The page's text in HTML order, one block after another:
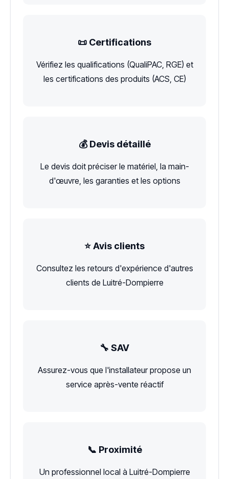
📜 Certifications
Vérifiez les qualifications (QualiPAC, RGE) et
les certifications des produits (ACS, CE)
💰 Devis détaillé
Le devis doit préciser le matériel, la main-
d'œuvre, les garanties et les options
⭐ Avis clients
Consultez les retours d'expérience d'autres
clients de Luitré-Dompierre
🔧 SAV
Assurez-vous que l'installateur propose un
service après-vente réactif
📞 Proximité
Un professionnel local à Luitré-Dompierre